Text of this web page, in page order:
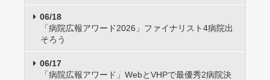
06/18
「病院広報アワード2026」ファイナリスト4病院出
そろう
06/17
「病院広報アワード」WebとVHPで最優秀2病院決